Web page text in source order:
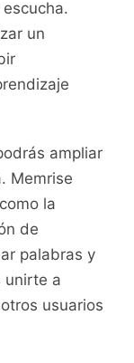
un
ampliar‌
⁢Memrise
la
⁤de
​palabras y
unirte a⁣
usuarios